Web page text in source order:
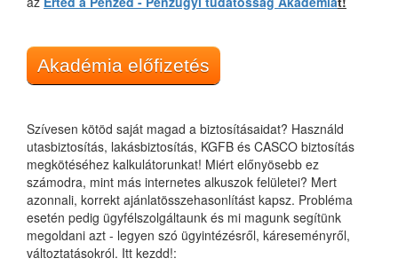
Akadémia előfizetés
Szívesen kötöd saját magad a biztosításaidat? Használd
utasbiztosítás, lakásbiztosítás, KGFB és CASCO biztosítás
megkötéséhez kalkulátorunkat! Miért előnyösebb ez
számodra, mint más internetes alkuszok felületei? Mert
azonnali, korrekt ajánlatösszehasonlítást kapsz. Probléma
esetén pedig ügyfélszolgáltaunk és mi magunk segítünk
megoldani azt - legyen szó ügyintézésről, káreseményről,
változtatásokról. Itt kezdd!: